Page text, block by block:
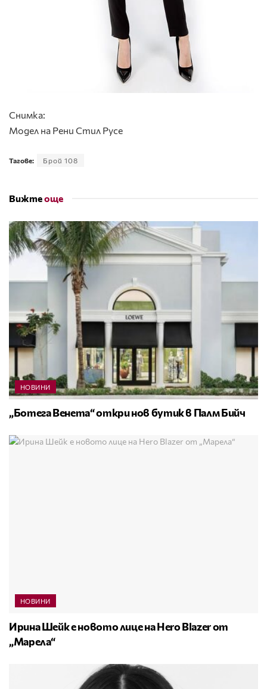
Снимка:
Модел на Рени Стил Русе
Тагове: Брой 108
Вижтеоще
НОВИНИ
„Ботега Венета“ откри нов бутик в Палм Бийч
НОВИНИ
Ирина Шейк е новото лице на Hero Blazer от
„Марела“